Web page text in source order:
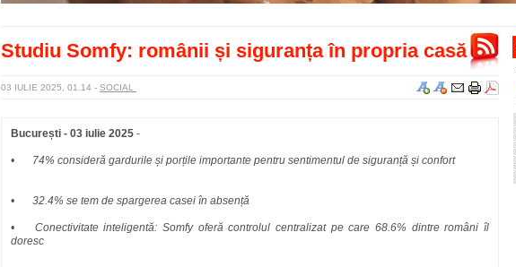
Studiu Somfy: românii și siguranța în propria casă
03 IULIE 2025, 01.14 - SOCIAL
București - 03 iulie 2025 -
• 74% consideră gardurile și porțile importante pentru sentimentul de siguranță și confort
• 32.4% se tem de spargerea casei în absență
•
Conectivitate inteligentă: Somfy oferă controlul centralizat pe care 68.6% dintre români îl
doresc